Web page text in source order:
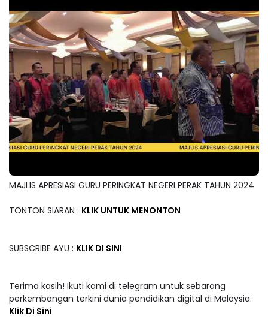
MAJLIS APRESIASI GURU PERINGKAT NEGERI PERAK TAHUN 2024
TONTON SIARAN : KLIK UNTUK MENONTON
SUBSCRIBE AYU : KLIK DI SINI
Terima kasih! Ikuti kami di telegram untuk sebarang
perkembangan terkini dunia pendidikan digital di Malaysia.
Klik Di Sini